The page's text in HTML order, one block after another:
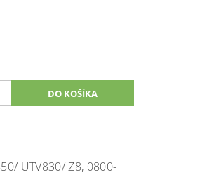
UTV830/ Z8, 0800-